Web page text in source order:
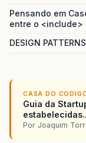
Pensando em
entre o <include>
DESIGN
CASA DO
Guia da
Por Joaquim